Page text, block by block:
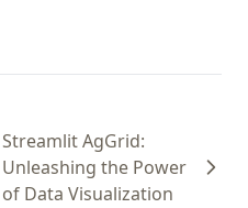
Streamlit AgGrid:
Unleashing the Power
of Data Visualization